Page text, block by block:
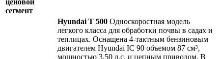
ценовой
сегмент
Hyundai Т 500 Односкоростная модель
легкого класса для обработки почвы в садах и
теплицах. Оснащена 4-тактным бензиновым
двигателем Hyundai IC 90 объемом 87 см³,
мощностью 3,50 л.с. и цепным приводом. В